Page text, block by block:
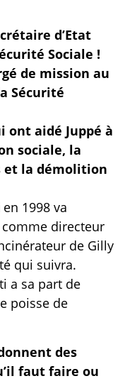
d’Etat
Sociale !
de mission au
Sécurité
ont aidé Juppé à
sociale, la
et la démolition
1998 va
directeur
de Gilly
qui suivra.
a sa part de
poisse de
des
faut faire ou